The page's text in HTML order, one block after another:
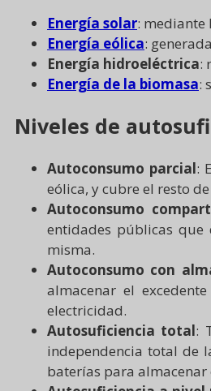
Energía solar: mediante
Energía eólica:
Energía hidroeléctrica:
Energía de la biomasa:
Niveles de
Autoconsumo parcial:
eólica, y cubre el resto
Autoconsumo
entidades públicas que
misma.
Autoconsumo con
almacenar el
electricidad.
Autosuficiencia total:
independencia total de
baterías para